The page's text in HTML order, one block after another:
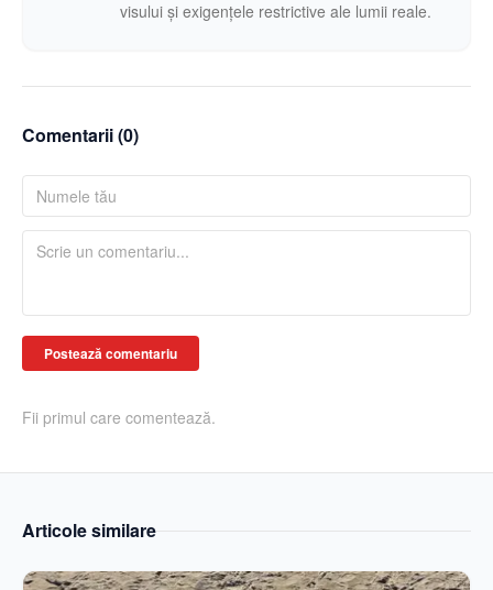
visului și exigențele restrictive ale lumii reale.
Comentarii (0)
Postează comentariu
Fii primul care comentează.
Articole similare